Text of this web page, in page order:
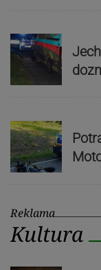
Reklama
Kultura